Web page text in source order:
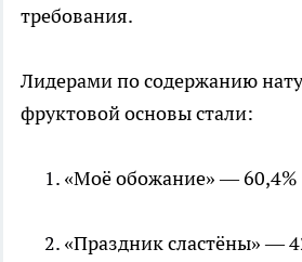
требования.
Лидерами по содержанию
фруктовой основы стали:
«Моё обожание» — 60,4%
«Праздник сластёны» —